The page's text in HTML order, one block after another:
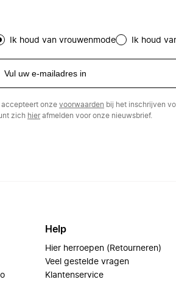
Ik houd van vrouwenmode Ik houd
accepteert onze voorwaarden bij het inschrijven
zich hierafmelden voor onze nieuwsbrief.
Help
Hier herroepen (Retourneren)
Veel gestelde vragen
Klantenservice